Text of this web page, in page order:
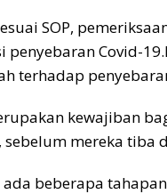
SOP,
penyebaran Covid-
terhadap
kewajiban
mereka tiba
ada beberapa